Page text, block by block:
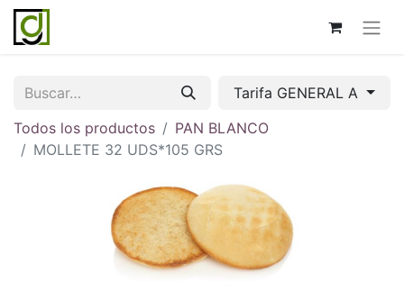
Tarifa GENERAL A
Todos los productos
PAN BLANCO
MOLLETE 32 UDS*105 GRS